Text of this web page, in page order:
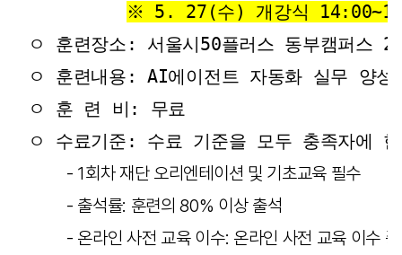
※ 5. 27(수) 개강식
ㅇ 훈련장소: 서울시50플러스 동부캠퍼스
ㅇ 훈련내용: AI에이전트 자동화 실무 양성
ㅇ 훈 련 비: 무료
ㅇ 수료기준: 수료 기준을 모두 충족자에
- 1회차 재단 오리엔테이션 및 기초교육 필수
- 출석률: 훈련의 80% 이상 출석
- 온라인 사전 교육 이수: 온라인 사전 교육 이수